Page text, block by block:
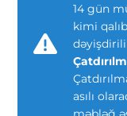
14 gün
kimi
asılı